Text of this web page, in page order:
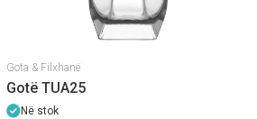
Gota & Filxhanë
Gotë TUA25
Në stok